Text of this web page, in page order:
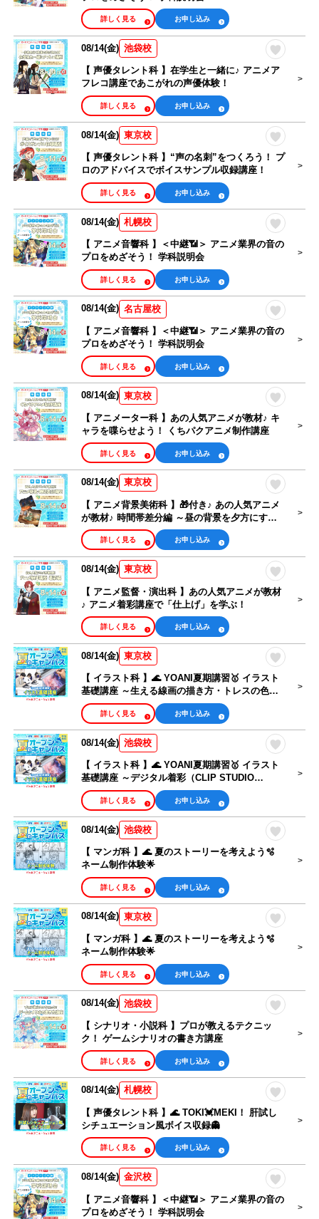
お申し込み
詳しく見る
08/14(金) 池袋校
【 声優タレント科 】在学生と一緒に♪ アニメア
フレコ講座であこがれの声優体験！
お申し込み
詳しく見る
08/14(金) 東京校
【 声優タレント科 】“声の名刺”をつくろう！ プ
ロのアドバイスでボイスサンプル収録講座！
お申し込み
詳しく見る
08/14(金) 札幌校
【 アニメ音響科 】＜中継📶＞ アニメ業界の音の
プロをめざそう！ 学科説明会
お申し込み
詳しく見る
08/14(金) 名古屋校
【 アニメ音響科 】＜中継📶＞ アニメ業界の音の
プロをめざそう！ 学科説明会
お申し込み
詳しく見る
08/14(金) 東京校
【 アニメーター科 】あの人気アニメが教材♪ キ
ャラを喋らせよう！ くちパクアニメ制作講座
お申し込み
詳しく見る
08/14(金) 東京校
【 アニメ背景美術科 】🎁付き♪ あの人気アニメ
が教材♪ 時間帯差分編 ～昼の背景を夕方にする
テクニック～
お申し込み
詳しく見る
08/14(金) 東京校
【 アニメ監督・演出科 】あの人気アニメが教材
♪ アニメ着彩講座で「仕上げ」を学ぶ！
お申し込み
詳しく見る
08/14(金) 東京校
【 イラスト科 】🌊 YOANI夏期講習🥇 イラスト
基礎講座 ～生える線画の描き方・トレスの色選
び編～
お申し込み
詳しく見る
08/14(金) 池袋校
【 イラスト科 】🌊 YOANI夏期講習🥇 イラスト
基礎講座 ～デジタル着彩（CLIP STUDIO
PAINT）編～
お申し込み
詳しく見る
08/14(金) 池袋校
【 マンガ科 】🌊 夏のストーリーを考えよう🫧
ネーム制作体験🌟
お申し込み
詳しく見る
08/14(金) 東京校
【 マンガ科 】🌊 夏のストーリーを考えよう🫧
ネーム制作体験🌟
お申し込み
詳しく見る
08/14(金) 池袋校
【 シナリオ・小説科 】プロが教えるテクニッ
ク！ ゲームシナリオの書き方講座
お申し込み
詳しく見る
08/14(金) 札幌校
【 声優タレント科 】🌊 TOKI💓MEKI！ 肝試し
シチュエーション風ボイス収録👻
お申し込み
詳しく見る
08/14(金) 金沢校
【 アニメ音響科 】＜中継📶＞ アニメ業界の音の
プロをめざそう！ 学科説明会